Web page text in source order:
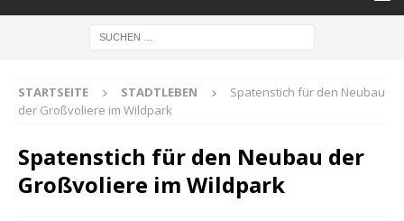
STARTSEITE STADTLEBEN
Spatenstich für den Neubau
der Großvoliere im Wildpark
Spatenstich für den Neubau der
Großvoliere im Wildpark